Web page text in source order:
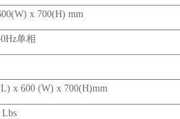
x 700(H) mm
单相
x 600 (W) x 700(H)mm
Lbs